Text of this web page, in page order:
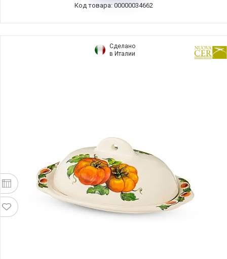
Код товара: 00000034662
Сделано
в Италии